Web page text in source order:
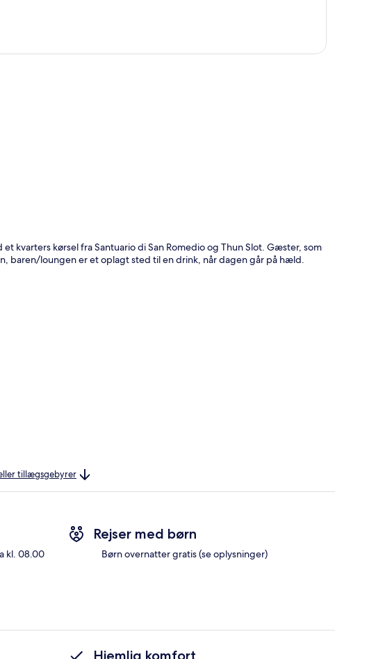
kvarters kørsel fra Santuario di San Romedio og Thun Slot. Gæster, som
baren/loungen er et oplagt sted til en drink, når dagen går på hæld.
tillægsgebyrer
kl. 08.00
Rejser med børn
Børn overnatter gratis (se oplysninger)